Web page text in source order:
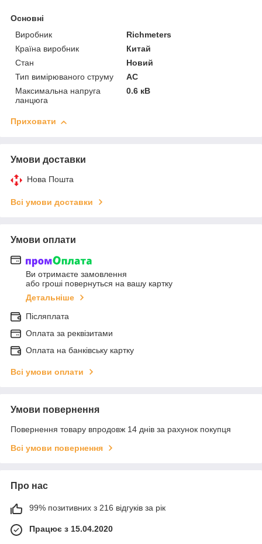
Основні
Виробник
Richmeters
Країна виробник
Китай
Стан
Новий
Тип вимірюваного струму
AC
Максимальна напруга
ланцюга
0.6 кВ
Приховати
Умови доставки
Нова Пошта
Всі умови доставки
Умови оплати
Ви отримаєте замовлення
або гроші повернуться на вашу картку
Детальніше
Післяплата
Оплата за реквізитами
Оплата на банківську картку
Всі умови оплати
Умови повернення
Повернення товару впродовж 14 днів за рахунок покупця
Всі умови повернення
Про нас
99% позитивних з 216 відгуків за рік
Працює з 15.04.2020